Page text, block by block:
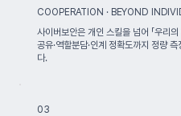
COOPERATION · BEYOND
사이버보안은 개인 스킬을 넘어 「우리
공유·역할분담·인계 정확도까지 정량
다.
03